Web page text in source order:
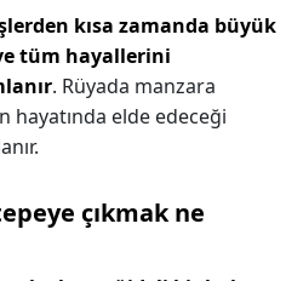
kısa zamanda büyük
tüm hayallerini
. Rüyada manzara
elde edeceği
çıkmak ne